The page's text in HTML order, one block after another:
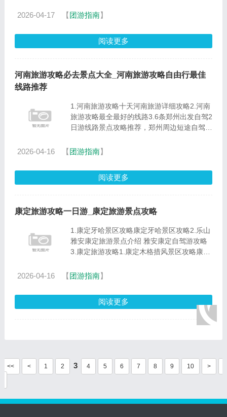
桃园升级。玩家等级已经经过二次转生并且现
2026-04-17 【团游指南】
阅读更多
河南旅游攻略必去景点大全_河南旅游攻略自由行最佳
线路推荐
1.河南旅游攻略十天河南旅游详细攻略2.河南
旅游攻略最全最好的线路3.6条郑州出发自驾2
日游线路景点攻略推荐，郑州周边短途自驾游
天2夜郑州出发探寻人少/最美小众景点攻略推
2026-04-16 【团游指南】
阅读更多
康定旅游攻略一日游_康定旅游景点攻略
1.康定牙哈景区攻略康定牙哈景区攻略2.乐山
雅安康定旅游景点介绍 雅安康定自驾游攻略
3.康定旅游攻略1.康定木格措风景区攻略康定
情，几十公里外就可以开车去海螺沟、燕子沟
2026-04-16 【团游指南】
阅读更多
<< < 1 2 3 4 5 6 7 8 9 10 >